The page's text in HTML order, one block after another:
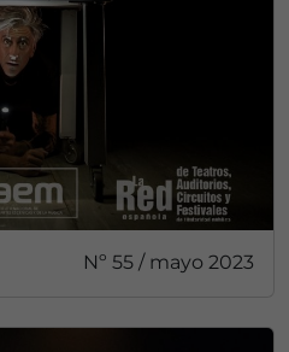
Nº 55 / mayo 2023